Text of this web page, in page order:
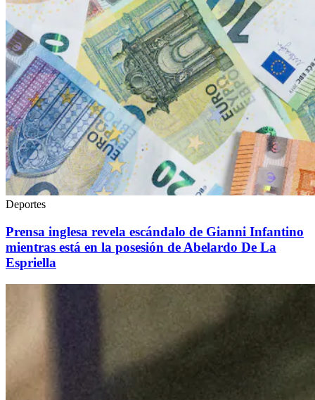
Deportes
Prensa inglesa revela escándalo de Gianni Infantino
mientras está en la posesión de Abelardo De La
Espriella